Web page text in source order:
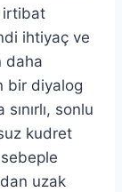
irtibat
ihtiyaç ve
daha
bir diyalog
sonlu
kudret
uzak